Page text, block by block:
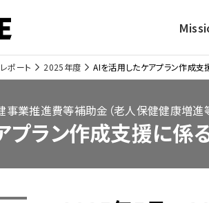
ビ
ー
シ
ョ
ポート 2025年度 AIを活用したケアプラン作成
プラン作成支援に係
業推進費等補助金（老人保健健康増進